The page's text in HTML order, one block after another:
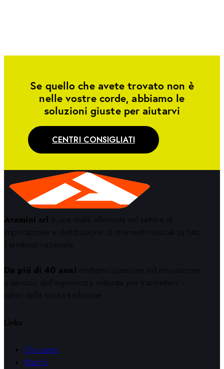
Se quello che avete trovato non è
nelle vostre corde, abbiamo le
soluzioni giuste per aiutarvi
CENTRI CONSIGLIATI
Aramini srl è una realtà affermata nel settore di
importazione e distribuzione di strumenti musicali su tutto
il territorio nazionale.
Da più di 40 anni mettiamo passione ed innovazione
a servizio dell’esperienza maturata per trasmettervi i
valori della nostra tradizione.
Links
Chi siamo
Marchi